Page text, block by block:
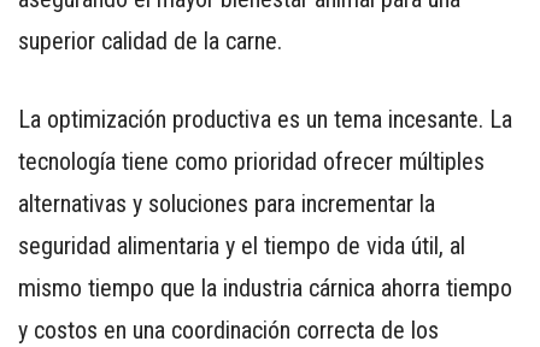
superior calidad de la carne.
La optimización productiva es un tema incesante. La
tecnología tiene como prioridad ofrecer múltiples
alternativas y soluciones para incrementar la
seguridad alimentaria y el tiempo de vida útil, al
mismo tiempo que la industria cárnica ahorra tiempo
y costos en una coordinación correcta de los